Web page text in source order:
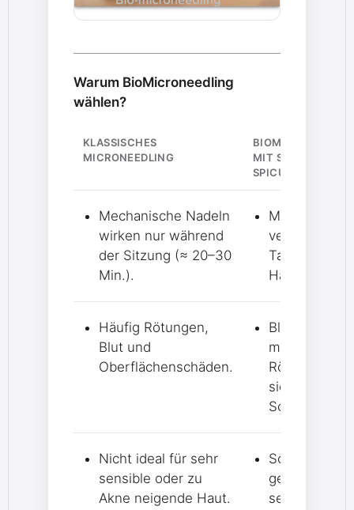
Warum BioMicroneedling
wählen?
KLASSISCHES
MICRONEEDLING
MIT SPONGILLA
SPICULA
Mechanische Nadeln
wirken nur während
der Sitzung (≈ 20–30
Min.).
Mikro‑Nadeln
verbleiben
Tage in der
Haut.
Häufig Rötungen,
Blut und
Oberflächenschäden.
Blutlos,
minimale
Rötung,
sichtbaren
Schäden.
Nicht ideal für sehr
sensible oder zu
Akne neigende Haut.
Schonend
genug für
sensible,